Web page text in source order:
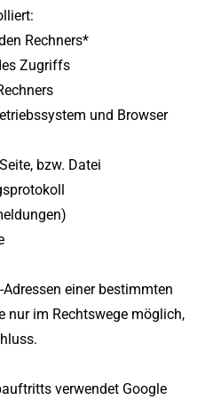
Rechners*
Zugriffs
und Browser
bzw. Datei
einer bestimmten
nur im Rechtswege möglich,
verwendet Google